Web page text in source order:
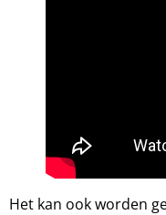
Het kan ook worden